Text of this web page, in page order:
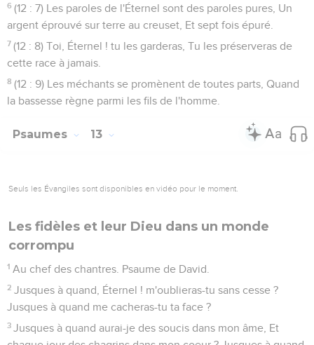
6 (12 : 7) Les paroles de l'Éternel sont des paroles pures, Un
argent éprouvé sur terre au creuset, Et sept fois épuré.
7 (12 : 8) Toi, Éternel ! tu les garderas, Tu les préserveras de
cette race à jamais.
8 (12 : 9) Les méchants se promènent de toutes parts, Quand
la bassesse règne parmi les fils de l'homme.
Psaumes 13
Seuls les Évangiles sont disponibles en vidéo pour le moment.
Les fidèles et leur Dieu dans un monde
corrompu
1 Au chef des chantres. Psaume de David.
2 Jusques à quand, Éternel ! m'oublieras-tu sans cesse ?
Jusques à quand me cacheras-tu ta face ?
3 Jusques à quand aurai-je des soucis dans mon âme, Et